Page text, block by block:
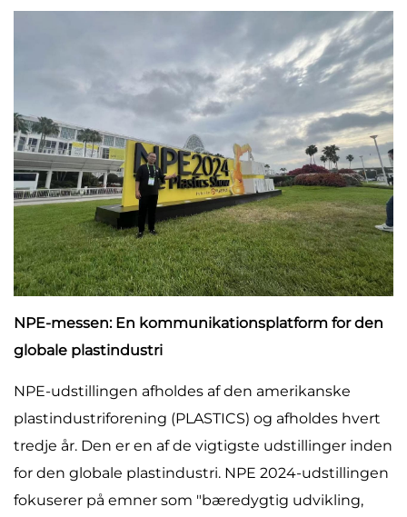
NPE-messen: En kommunikationsplatform for den
globale plastindustri
NPE-udstillingen afholdes af den amerikanske
plastindustriforening (PLASTICS) og afholdes hvert
tredje år. Den er en af de vigtigste udstillinger inden
for den globale plastindustri. NPE 2024-udstillingen
fokuserer på emner som "bæredygtig udvikling,